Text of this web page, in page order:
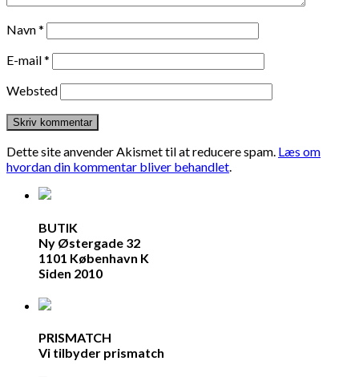
Navn*
E-mail*
Websted
Dette site anvender Akismet til at reducere spam. Læs om
hvordan din kommentar bliver behandlet.
BUTIK
Ny Østergade 32
1101 København K
Siden 2010
PRISMATCH
Vi tilbyder prismatch